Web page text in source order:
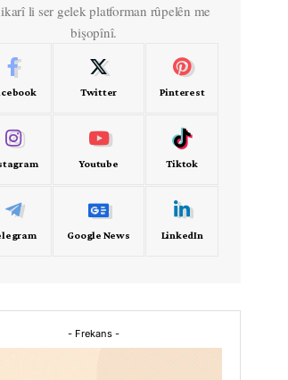
li ser gelek platforman rûpelên me
bişopînî.
Twitter Pinterest
Youtube Tiktok
Google News LinkedIn
- Frekans -